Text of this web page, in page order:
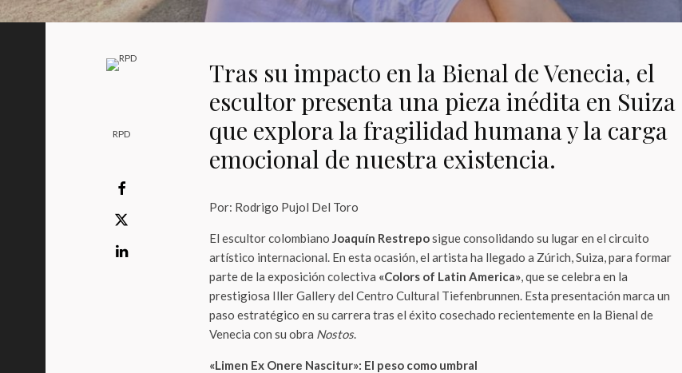
RPD
Tras su impacto en la Bienal de Venecia, el
escultor presenta una pieza inédita en Suiza
que explora la fragilidad humana y la carga
emocional de nuestra existencia.
Por: Rodrigo Pujol Del Toro
El escultor colombiano Joaquín Restreposigue consolidando su lugar en el circuito
artístico internacional. En esta ocasión, el artista ha llegado a Zúrich, Suiza, para formar
parte de la exposición colectiva «Colors of Latin America», que se celebra en la
prestigiosa Iller Gallery del Centro Cultural Tiefenbrunnen. Esta presentación marca un
paso estratégico en su carrera tras el éxito cosechado recientemente en la Bienal de
Venecia con su obra Nostos.
«Limen Ex Onere Nascitur»: El peso como umbral